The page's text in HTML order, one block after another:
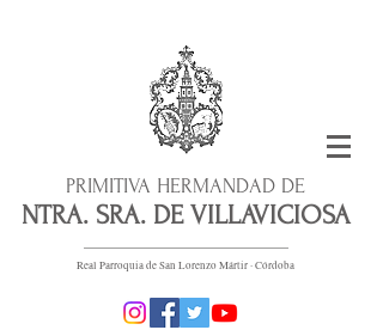
PRIMITIVA HERMANDAD DE
NTRA. SRA. DE VILLAVICIOSA
Real Parroquia de San Lorenzo Mártir · Córdoba